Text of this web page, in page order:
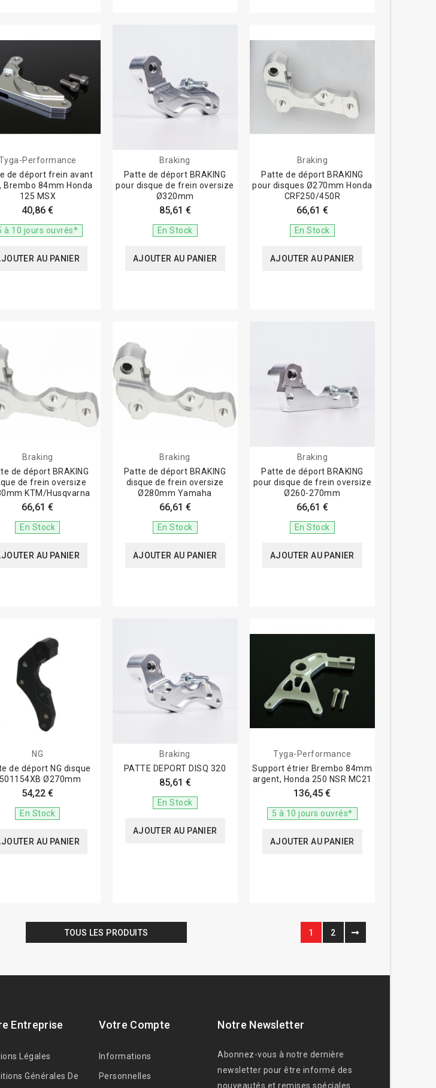
Performance
de déport frein avant
Brembo 84mm Honda
125 MSX
40,86 €
à 10 jours ouvrés*
AU PANIER
Braking
Patte de déport BRAKING
pour disque de frein oversize
Ø320mm
85,61 €
En Stock
AJOUTER AU PANIER
Braking
Patte de déport BRAKING
pour disques Ø270mm Honda
CRF250/450R
66,61 €
En Stock
AJOUTER AU PANIER
Braking
de déport BRAKING
de frein oversize
KTM/Husqvarna
66,61 €
En Stock
AU PANIER
Braking
Patte de déport BRAKING
disque de frein oversize
Ø280mm Yamaha
66,61 €
En Stock
AJOUTER AU PANIER
Braking
Patte de déport BRAKING
pour disque de frein oversize
Ø260-270mm
66,61 €
En Stock
AJOUTER AU PANIER
NG
de déport NG disque
Ø270mm
54,22 €
En Stock
AU PANIER
Braking
PATTE DEPORT DISQ 320
85,61 €
En Stock
AJOUTER AU PANIER
Tyga-Performance
Support étrier Brembo 84mm
argent, Honda 250 NSR MC21
136,45 €
5 à 10 jours ouvrés*
AJOUTER AU PANIER
TOUS LES PRODUITS 1 2
Entreprise
Légales
Générales De
Votre Compte
Informations
Personnelles
Notre Newsletter
Abonnez-vous à notre dernière
newsletter pour être informé des
nouveautés et remises spéciales.